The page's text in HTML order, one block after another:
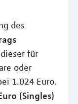
des
für
oder
1.024 Euro.
(Singles)